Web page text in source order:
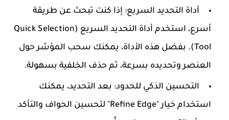
أداة التحديد السريع: إذا كنت تبحث عن طريقة
أسرع، استخدم أداة التحديد السريع (Quick Selection
Tool). بفضل هذه الأداة، يمكنك سحب المؤشر حول
العنصر وتحديده بسرعة، ثم حذف الخلفية بسهولة.
التحسين الذكي للحدود: بعد التحديد، يمكنك
استخدام خيار "Refine Edge" لتحسين الحواف والتأكد